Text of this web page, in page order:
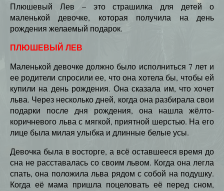
Плюшевый Лев – это страшилка для детей о
маленькой девочке, которая получила на день
рождения желаемый подарок.
ПЛЮШЕВЫЙ ЛЕВ
Маленькой девочке должно было исполниться 7 лет и
ее родители спросили ее, что она хотела бы, чтобы ей
купили на день рождения. Она сказала им, что хочет
льва. Через несколько дней, когда она разбирала свои
подарки после дня рождения, она нашла жёлто-
коричневого льва с мягкой, приятной шерстью. На его
лице была милая улыбка и длинные белые усы.
Девочка была в восторге, а всё оставшееся время до
сна не расставалась со своим львом. Когда она легла
спать, она положила льва рядом с собой на подушку.
Когда её мама пришла поцеловать её перед сном,